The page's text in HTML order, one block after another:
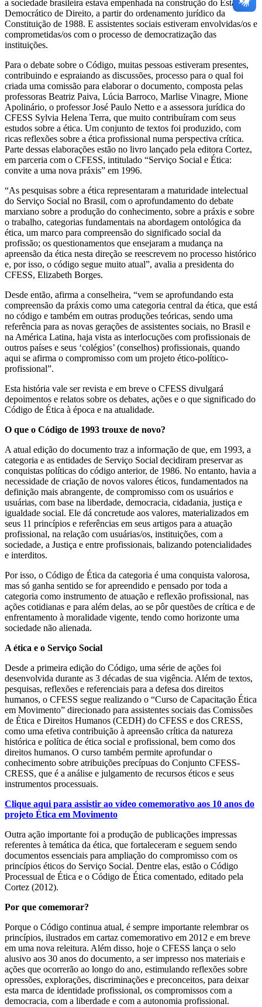
a sociedade brasileira estava empenhada na construção do Estado
Democrático de Direito, a partir do ordenamento jurídico da
Constituição de 1988. E assistentes sociais estiveram envolvidas/os e
comprometidas/os com o processo de democratização das
instituições.
Para o debate sobre o Código, muitas pessoas estiveram presentes,
contribuindo e espraiando as discussões, processo para o qual foi
criada uma comissão para elaborar o documento, composta pelas
professoras Beatriz Paiva, Lúcia Barroco, Marlise Vinagre, Mione
Apolinário, o professor José Paulo Netto e a assessora jurídica do
CFESS Sylvia Helena Terra, que muito contribuíram com seus
estudos sobre a ética. Um conjunto de textos foi produzido, com
ricas reflexões sobre a ética profissional numa perspectiva crítica.
Parte dessas elaborações estão no livro lançado pela editora Cortez,
em parceria com o CFESS, intitulado “Serviço Social e Ética:
convite a uma nova práxis” em 1996.
“As pesquisas sobre a ética representaram a maturidade intelectual
do Serviço Social no Brasil, com o aprofundamento do debate
marxiano sobre a produção do conhecimento, sobre a práxis e sobre
o trabalho, categorias fundamentais na abordagem ontológica da
ética, um marco para compreensão do significado social da
profissão; os questionamentos que ensejaram a mudança na
apreensão da ética nesta direção se reescrevem no processo histórico
e, por isso, o código segue muito atual”, avalia a presidenta do
CFESS, Elizabeth Borges.
Desde então, afirma a conselheira, “vem se aprofundando esta
compreensão da práxis como uma categoria central da ética, que está
no código e também em outras produções teóricas, sendo uma
referência para as novas gerações de assistentes sociais, no Brasil e
na América Latina, haja vista as interlocuções com profissionais de
outros países e seus ‘colégios’ (conselhos) profissionais, quando
aqui se afirma o compromisso com um projeto ético-político-
profissional”.
Esta história vale ser revista e em breve o CFESS divulgará
depoimentos e relatos sobre os debates, ações e o que significado do
Código de Ética à época e na atualidade.
O que o Código de 1993 trouxe de novo?
A atual edição do documento traz a informação de que, em 1993, a
categoria e as entidades de Serviço Social decidiram preservar as
conquistas políticas do código anterior, de 1986. No entanto, havia a
necessidade de criação de novos valores éticos, fundamentados na
definição mais abrangente, de compromisso com os usuários e
usuárias, com base na liberdade, democracia, cidadania, justiça e
igualdade social. Ele dá concretude aos valores, materializados em
seus 11 princípios e referências em seus artigos para a atuação
profissional, na relação com usuárias/os, instituições, com a
sociedade, a Justiça e entre profissionais, balizando potencialidades
e interditos.
Por isso, o Código de Ética da categoria é uma conquista valorosa,
mas só ganha sentido se for apreendido e pensado por toda a
categoria como instrumento de atuação e reflexão profissional, nas
ações cotidianas e para além delas, ao se pôr questões de crítica e de
enfrentamento à moralidade vigente, tendo como horizonte uma
sociedade não alienada.
A ética e o Serviço Social
Desde a primeira edição do Código, uma série de ações foi
desenvolvida durante as 3 décadas de sua vigência. Além de textos,
pesquisas, reflexões e referenciais para a defesa dos direitos
humanos, o CFESS segue realizando o “Curso de Capacitação Ética
em Movimento” direcionado para assistentes sociais das Comissões
de Ética e Direitos Humanos (CEDH) do CFESS e dos CRESS,
como uma efetiva contribuição à apreensão crítica da natureza
histórica e política de ética social e profissional, bem como dos
direitos humanos. O curso também permite aprofundar o
conhecimento sobre atribuições precípuas do Conjunto CFESS-
CRESS, que é a análise e julgamento de recursos éticos e seus
instrumentos processuais.
Clique aqui para assistir ao vídeo comemorativo aos 10 anos do
projeto Ética em Movimento
Outra ação importante foi a produção de publicações impressas
referentes à temática da ética, que fortaleceram e seguem sendo
documentos essenciais para ampliação do compromisso com os
princípios éticos do Serviço Social. Dentre elas, estão o Código
Processual de Ética e o Código de Ética comentado, editado pela
Cortez (2012).
Por que comemorar?
Porque o Código continua atual, é sempre importante relembrar os
princípios, ilustrados em cartaz comemorativo em 2012 e em breve
em uma nova releitura. Além disso, hoje o CFESS lança o selo
alusivo aos 30 anos do documento, a ser impresso nos materiais e
ações que ocorrerão ao longo do ano, estimulando reflexões sobre
opressões, explorações, discriminações e preconceitos, para deixar
esta marca de identidade profissional, os compromissos com a
democracia, com a liberdade e com a autonomia profissional.